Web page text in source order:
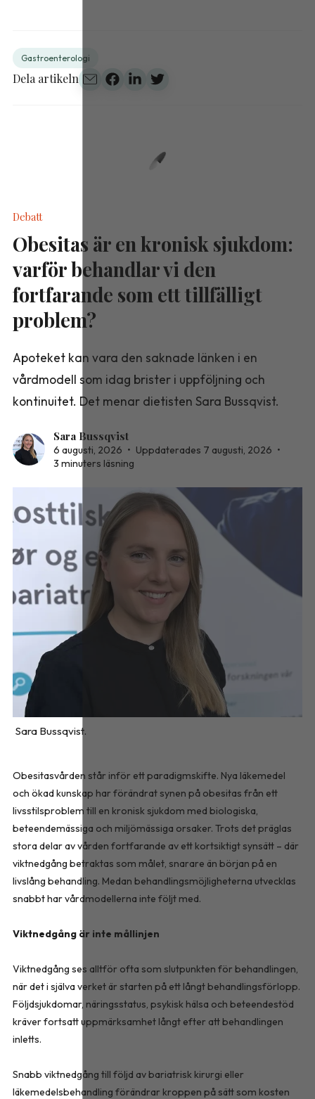
Gastroenterologi
Dela artikeln
Debatt
Obesitas är en kronisk sjukdom:
varför behandlar vi den
fortfarande som ett tillfälligt
problem?
Apoteket kan vara den saknade länken i en
vårdmodell som idag brister i uppföljning och
kontinuitet. Det menar dietisten Sara Bussqvist.
Sara Bussqvist
6 augusti, 2026 • Uppdaterades 7 augusti, 2026 •
3 minuters läsning
Sara Bussqvist.
Obesitasvården står inför ett paradigmskifte. Nya läkemedel
och ökad kunskap har förändrat synen på obesitas från ett
livsstilsproblem till en kronisk sjukdom med biologiska,
beteendemässiga och miljömässiga orsaker. Trots det präglas
stora delar av vården fortfarande av ett kortsiktigt synsätt – där
viktnedgång betraktas som målet, snarare än början på en
livslång behandling. Medan behandlingsmöjligheterna utvecklas
snabbt har vårdmodellerna inte följt med.
Viktnedgång är inte mållinjen
Viktnedgång ses alltför ofta som slutpunkten för behandlingen,
när det i själva verket är starten på ett långt behandlingsförlopp.
Följdsjukdomar, näringsstatus, psykisk hälsa och beteendestöd
kräver fortsatt uppmärksamhet långt efter att behandlingen
inletts.
Snabb viktnedgång till följd av bariatrisk kirurgi eller
läkemedelsbehandling förändrar kroppen på sätt som kosten